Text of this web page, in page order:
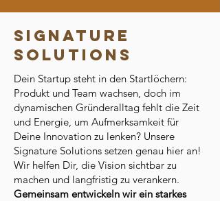
SIGNATURE
SOLUTIONS
Dein Startup steht in den Startlöchern:
Produkt und Team wachsen, doch im
dynamischen Gründeralltag fehlt die Zeit
und Energie, um Aufmerksamkeit für
Deine Innovation zu lenken? Unsere
Signature Solutions setzen genau hier an!
Wir helfen Dir, die Vision sichtbar zu
machen und langfristig zu verankern.
Gemeinsam entwickeln wir ein starkes